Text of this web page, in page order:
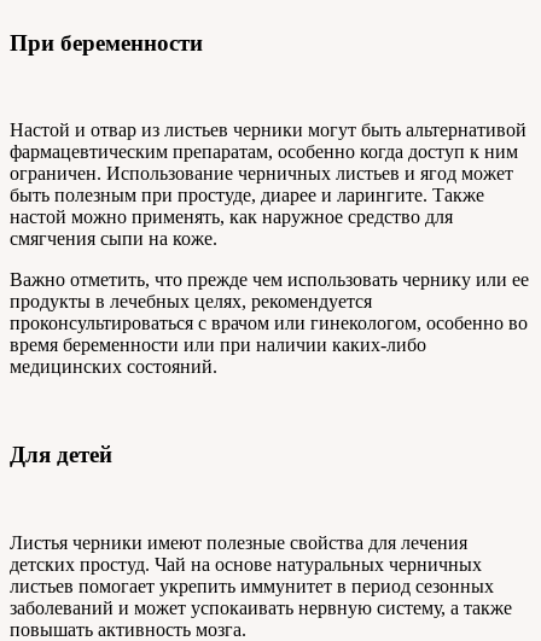
При беременности
Настой и отвар из листьев черники могут быть альтернативой
фармацевтическим препаратам, особенно когда доступ к ним
ограничен. Использование черничных листьев и ягод может
быть полезным при простуде, диарее и ларингите. Также
настой можно применять, как наружное средство для
смягчения сыпи на коже.
Важно отметить, что прежде чем использовать чернику или ее
продукты в лечебных целях, рекомендуется
проконсультироваться с врачом или гинекологом, особенно во
время беременности или при наличии каких-либо
медицинских состояний.
Для детей
Листья черники имеют полезные свойства для лечения
детских простуд. Чай на основе натуральных черничных
листьев помогает укрепить иммунитет в период сезонных
заболеваний и может успокаивать нервную систему, а также
повышать активность мозга.